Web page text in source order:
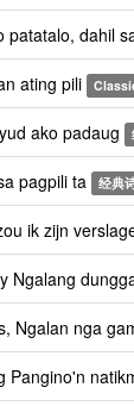
patatalo, dahil
ating pili
ako padaug
pagpili ta 经典
ik zijn
Ngalang
Ngalan nga
Pangino'n